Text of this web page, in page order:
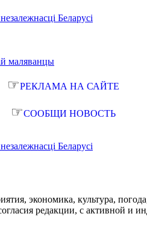
Беларусі
маляванцы
☞РЕКЛАМА НА САЙТЕ
☞СООБЩИ НОВОСТЬ
Беларусі
экономика, культура,
редакции, с активной и